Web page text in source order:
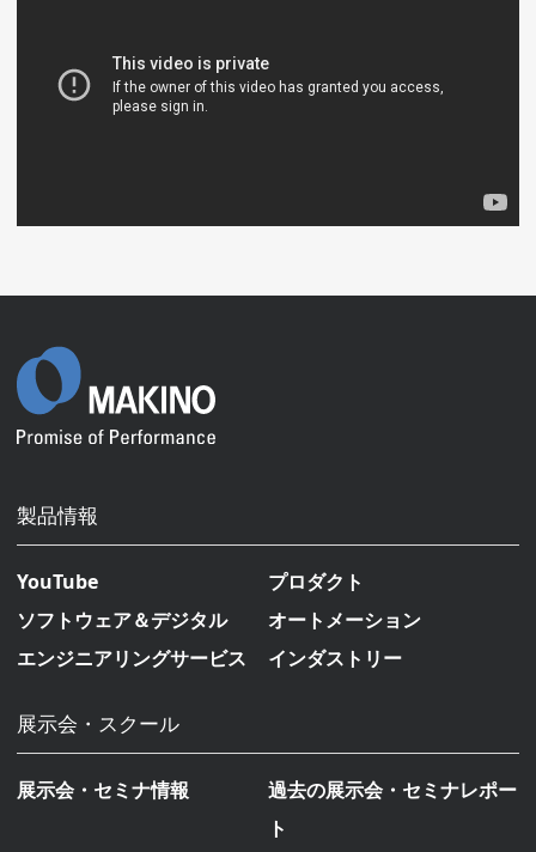
製品情報
YouTube
プロダクト
ソフトウェア＆デジタル
オートメーション
エンジニアリングサービス
インダストリー
展示会・スクール
展示会・セミナ情報
過去の展示会・セミナレポー
ト